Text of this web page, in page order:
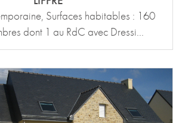
Surfaces habitables : 160
dont 1 au RdC avec Dressi...